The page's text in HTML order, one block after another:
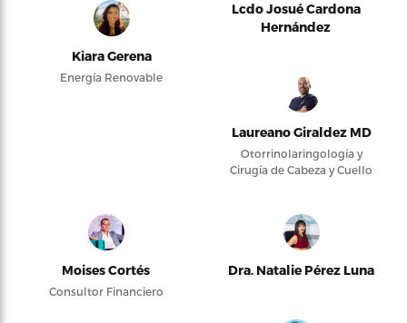
Kiara Gerena
Energía Renovable
Lcdo Josué Cardona
Hernández
Laureano Giraldez MD
Otorrinolaringología y
Cirugía de Cabeza y Cuello
Moises Cortés
Consultor Financiero
Dra. Natalie Pérez Luna